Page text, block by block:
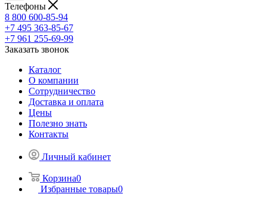
Телефоны
8 800 600-85-94
+7 495 363-85-67
+7 961 255-69-99
Заказать звонок
Каталог
О компании
Сотрудничество
Доставка и оплата
Цены
Полезно знать
Контакты
Личный кабинет
Корзина0
Избранные товары0